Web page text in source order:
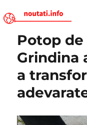
Noutati.Info
Potop
Grindina
a